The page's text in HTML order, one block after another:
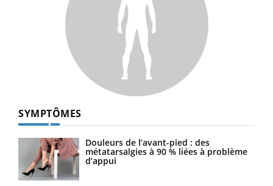
SYMPTÔMES
Douleurs de l’avant-pied : des
métatarsalgies à 90 % liées à problème
d’appui